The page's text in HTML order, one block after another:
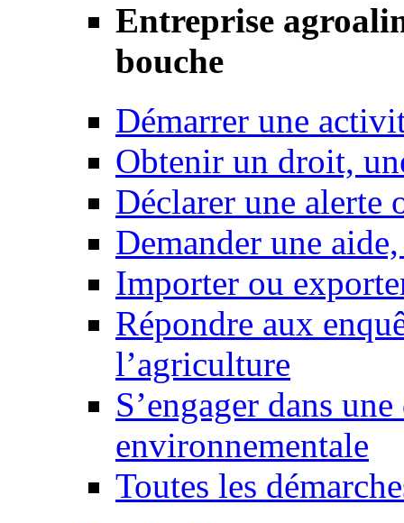
Entreprise
bouche
Démarrer une
Obtenir un droit,
Déclarer une alerte
Demander une
Importer ou
Répondre aux
l’agriculture
S’engager dans
environnementale
Toutes les